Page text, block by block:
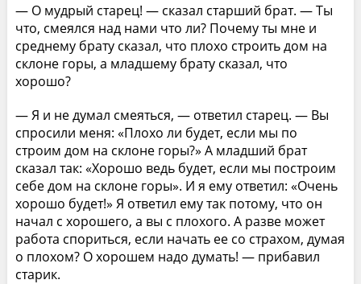
— О мудрый старец! — сказал старший брат. — Ты
что, смеялся над нами что ли? Почему ты мне и
среднему брату сказал, что плохо строить дом на
склоне горы, а младшему брату сказал, что
хорошо?
— Я и не думал смеяться, — ответил старец. — Вы
спросили меня: «Плохо ли будет, если мы по
строим дом на склоне горы?» А младший брат
сказал так: «Хорошо ведь будет, если мы построим
себе дом на склоне горы». И я ему ответил: «Очень
хорошо будет!» Я ответил ему так потому, что он
начал с хорошего, а вы с плохого. А разве может
работа спориться, если начать ее со страхом, думая
о плохом? О хорошем надо думать! — прибавил
старик.